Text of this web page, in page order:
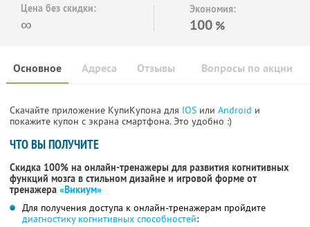
Цена без скидки:
∞
Экономия:
100 %
Основное Отзывы Вопросы по акции
Адреса
Скачайте приложение КупиКупона для IOS или Android и
покажите купон с экрана смартфона. Это удобно :)
ЧТО ВЫ ПОЛУЧИТЕ
Скидка 100% на онлайн-тренажеры для развития когнитивных
функций мозга в стильном дизайне и игровой форме от
тренажера «Викиум»
Для получения доступа к онлайн-тренажерам пройдите
диагностику когнитивных способностей: